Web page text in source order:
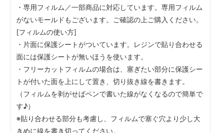
・専用フィルム／一部商品に対応しています。専用フィルム
がないモールドもございます。ご確認の上ご購入ください。
[フィルムの使い方]
・片面に保護シートがついています。レジンで貼り合わせる
面には保護シートが無いほうを使います。
・フリーカットフィルムの場合は、塞ぎたい部分に保護シー
トが付いた面を上にして置き、切り抜き線を書きます。
（フィルムを剥がせばペンで書いた線がなくなるので簡単で
す♪）
※貼り合わせる部分も考慮し、フィルムで塞ぐ穴より少し大
きめに線を書き切ってください。